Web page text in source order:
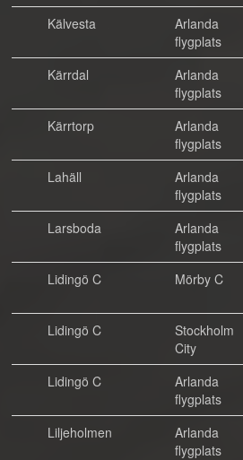
Kälvesta
Arlanda
flygplats
Kärrdal
Arlanda
flygplats
Kärrtorp
Arlanda
flygplats
Lahäll
Arlanda
flygplats
Larsboda
Arlanda
flygplats
Lidingö C
Mörby C
Lidingö C
Stockholm
City
Lidingö C
Arlanda
flygplats
Liljeholmen
Arlanda
flygplats